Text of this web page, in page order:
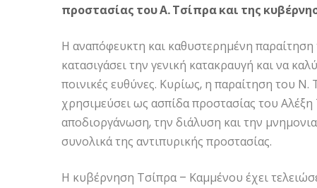
προστασίας του Α. Τσίπρα και της
Η αναπόφευκτη και καθυστερημένη
κατασιγάσει την γενική κατακραυγή και να
ποινικές ευθύνες. Κυρίως, η παραίτηση του
χρησιμεύσει ως ασπίδα προστασίας του
αποδιοργάνωση, την διάλυση και την
συνολικά της αντιπυρικής προστασίας.
Η κυβέρνηση Τσίπρα – Καμμένου έχει